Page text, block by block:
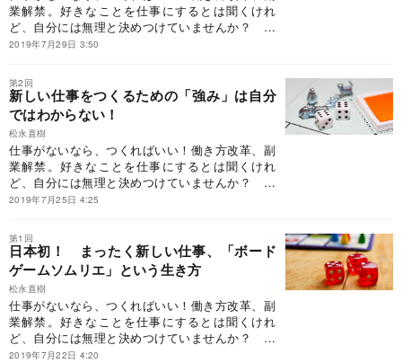
くるーー自分の強みを見つけて自由に生きる技
術』から一部を編集してご紹介します。
業解禁。好きなことを仕事にするとは聞くけれ
ど、自分には無理と決めつけていませんか？ 著
者もかつては「好きなことを仕事に」とは思えな
し、壮絶経験なし。流されて就職するもたった2
ヵ月でギブアップ。そんなふつうの人が、どのよ
うに好きなボードゲームを突き詰め、強みを仕事
に変え、好きなことで「食える」ようになったの
か……。この連載では、『戦略と情熱で仕事をつ
くるーー自分の強みを見つけて自由に生きる技
術』から一部を編集してご紹介します。
2019年7月29日 3:50
第2回
新しい仕事をつくるための「強み」は自分
ではわからない！
松永直樹
仕事がないなら、つくればいい！働き方改革、副
業解禁。好きなことを仕事にするとは聞くけれ
ど、自分には無理と決めつけていませんか？ 著
者もかつては「好きなことを仕事に」とは思えな
し、壮絶経験なし。流されて就職するもたった2
ヵ月でギブアップ。そんなふつうの人が、どのよ
うに好きなボードゲームを突き詰め、強みを仕事
に変え、好きなことで「食える」ようになったの
か……。この連載では、『戦略と情熱で仕事をつ
くるーー自分の強みを見つけて自由に生きる技
術』から一部を編集してご紹介します。
2019年7月25日 4:25
第1回
日本初！ まったく新しい仕事、「ボード
ゲームソムリエ」という生き方
松永直樹
仕事がないなら、つくればいい！働き方改革、副
業解禁。好きなことを仕事にするとは聞くけれ
ど、自分には無理と決めつけていませんか？ 著
者もかつては「好きなことを仕事に」とは思えな
2019年7月22日 4:20